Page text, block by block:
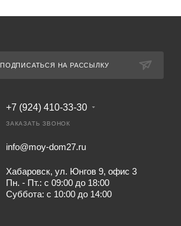
ПОДПИСАТЬСЯ НА РАССЫЛКУ
+7 (924) 410-33-30
ЗАКАЗАТЬ ЗВОНОК
info@moy-dom27.ru
Хабаровск, ул. Юнгов 9, офис 3
Пн. - Пт.: с 09:00 до 18:00
Суббота: с 10:00 до 14:00